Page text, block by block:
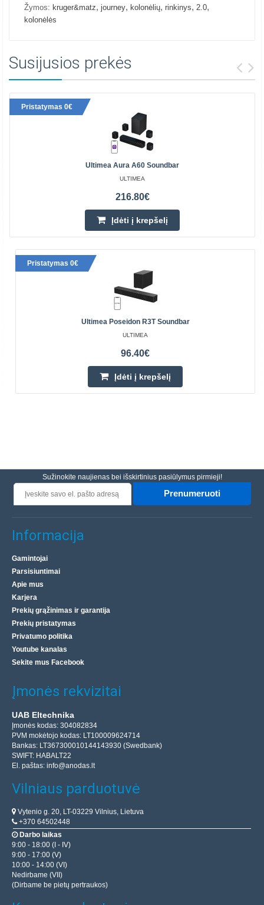
Žymos: kruger&matz, journey, kolonėlių, rinkinys, 2.0,
kolonėlės
Susijusios prekės
Pristatymas 0€
Ultimea Aura A60 Soundbar
ULTIMEA
216.80€
Įdėti į krepšelį
Pristatymas 0€
Ultimea Poseidon R3T Soundbar
ULTIMEA
96.40€
Įdėti į krepšelį
Sužinokite naujienas bei išskirtinius pasiūlymus pirmieji!
Prenumeruoti
Informacija
Gamintojai
Parsisiuntimai
Apie mus
Karjera
Prekių grąžinimas ir garantija
Prekių pristatymas
Privatumo politika
Youtube kanalas
Sekite mus Facebook
Įmonės rekvizitai
UAB Eltechnika
Įmonės kodas: 304082834
PVM mokėtojo kodas: LT100009624714
Bankas: LT367300010144143930 (Swedbank)
SWIFT: HABALT22
El. paštas: info@anodas.lt
Vilniaus parduotuvė
Vytenio g. 20, LT-03229 Vilnius, Lietuva
+370 64502448
Darbo laikas
9:00 - 18:00 (I - IV)
9:00 - 17:00 (V)
10:00 - 14:00 (VI)
Nedirbame (VII)
(Dirbame be pietų pertraukos)